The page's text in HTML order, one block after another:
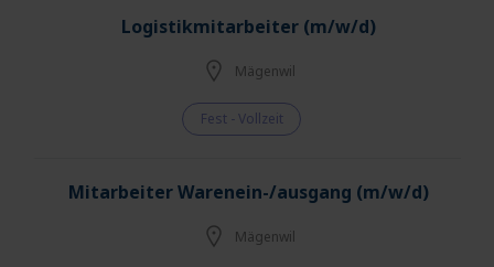
Logistikmitarbeiter (m/w/d)
Mägenwil
Fest - Vollzeit
Mitarbeiter Warenein-/ausgang (m/w/d)
Mägenwil